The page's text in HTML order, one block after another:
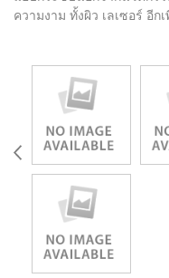
ความงาม ทั้งผิว เลเซอร์ อีก